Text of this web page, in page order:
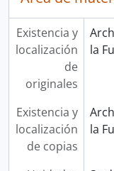
Existencia y
localización
de
originales
la
Existencia y
localización
de copias
la